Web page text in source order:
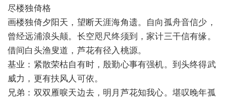
尽楼独倚格
画楼独倚夕阳天，望断天涯海角遗。自向孤舟音信少，
曾经远浦浪头颠。长空咫尺终须到，家计三干信有缘。
借间白头渔叟道，芦花有径入桃源。
基业：紧散荣枯自有时，殷勤心事有强机。到头终得武
威力，更有扶风人可依。
兄弟：双双雁唳天边去，明月芦花知我心。堪叹晚年孤